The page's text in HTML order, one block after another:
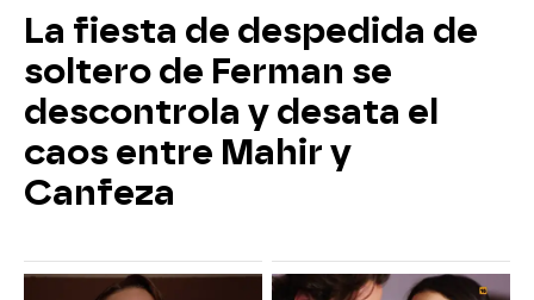
La fiesta de despedida de
soltero de Ferman se
descontrola y desata el
caos entre Mahir y
Canfeza